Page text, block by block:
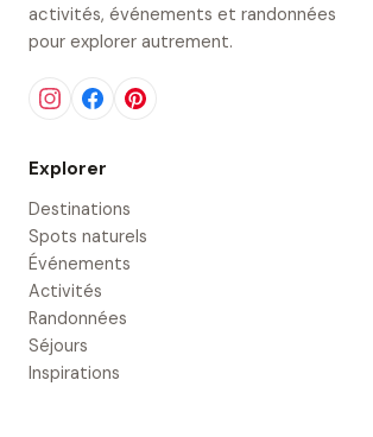
activités, événements et randonnées
pour explorer autrement.
Explorer
Destinations
Spots naturels
Événements
Activités
Randonnées
Séjours
Inspirations